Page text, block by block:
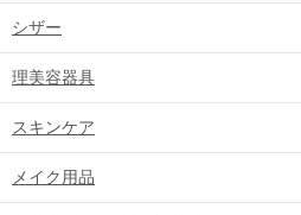
シザー
理美容器具
スキンケア
メイク用品